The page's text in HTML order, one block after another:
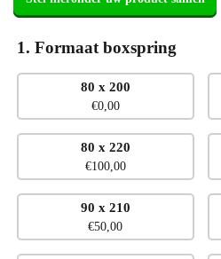
Stel hieronder uw product samen
1 Formaat boxspring
boxspring
80 x 200
€0,00
80 x 220
€100,00
90 x 210
€50,00